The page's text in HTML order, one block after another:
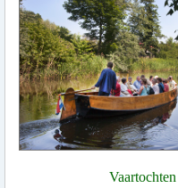
Vaartochten